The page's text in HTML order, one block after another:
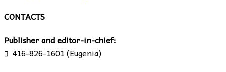
CONTACTS
Publisher and editor-in-chief:
 416-826-1601 (Eugenia)